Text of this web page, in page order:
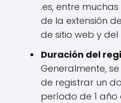
.es, entre
de la extensión
de sitio web y
Duración del
Generalmente,
de registrar un
período de 1 año